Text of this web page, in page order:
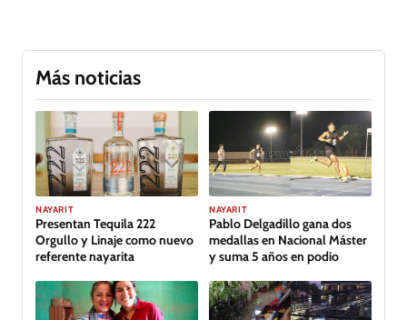
Más noticias
GALERÍA
NAYARIT
Presentan Tequila 222
Orgullo y Linaje como nuevo
referente nayarita
NAYARIT
Pablo Delgadillo gana dos
medallas en Nacional Máster
y suma 5 años en podio